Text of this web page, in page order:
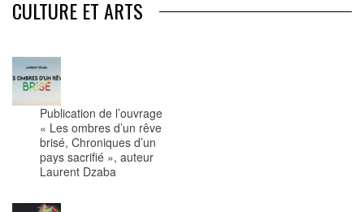
CULTURE ET ARTS
Publication de l’ouvrage
« Les ombres d’un rêve
brisé, Chroniques d’un
pays sacrifié », auteur
Laurent Dzaba